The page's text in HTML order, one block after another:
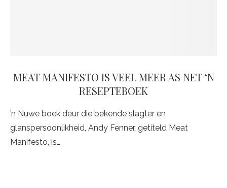
MEAT MANIFESTO IS VEEL MEER AS NET ‘N
RESEPTEBOEK
’n Nuwe boek deur die bekende slagter en
glanspersoonlikheid, Andy Fenner, getiteld Meat
Manifesto, is…